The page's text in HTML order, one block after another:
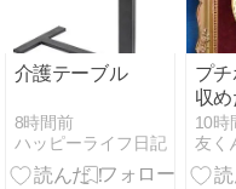
介護テーブル
8時間前
ハッピーライフ日記
プ
収
10時